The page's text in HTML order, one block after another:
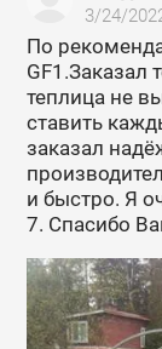
3/24/
По
GF1.Заказал
теплица не
ставить
заказал
и быстро. Я
7. Спасибо